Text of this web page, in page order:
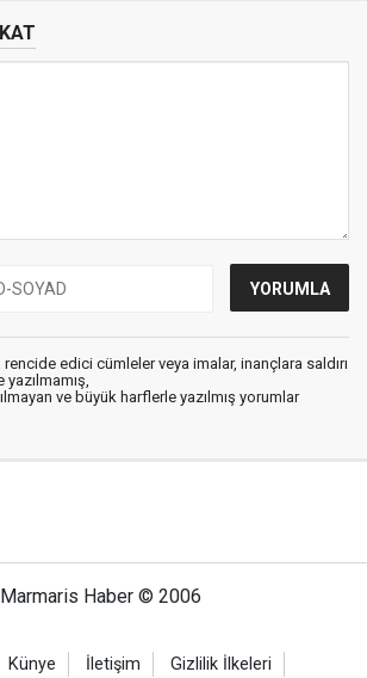
edici cümleler veya imalar, inançlara saldırı
ve büyük harflerle yazılmış yorumlar
Marmaris Haber © 2006
Künye İletişim Gizlilik İlkeleri